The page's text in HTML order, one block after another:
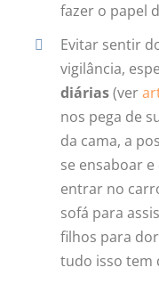
fazer o papel
Evitar sentir
vigilância,
diárias(ver
nos pega de
da cama, a
se ensaboar
entrar no
sofá para
filhos para
tudo isso tem